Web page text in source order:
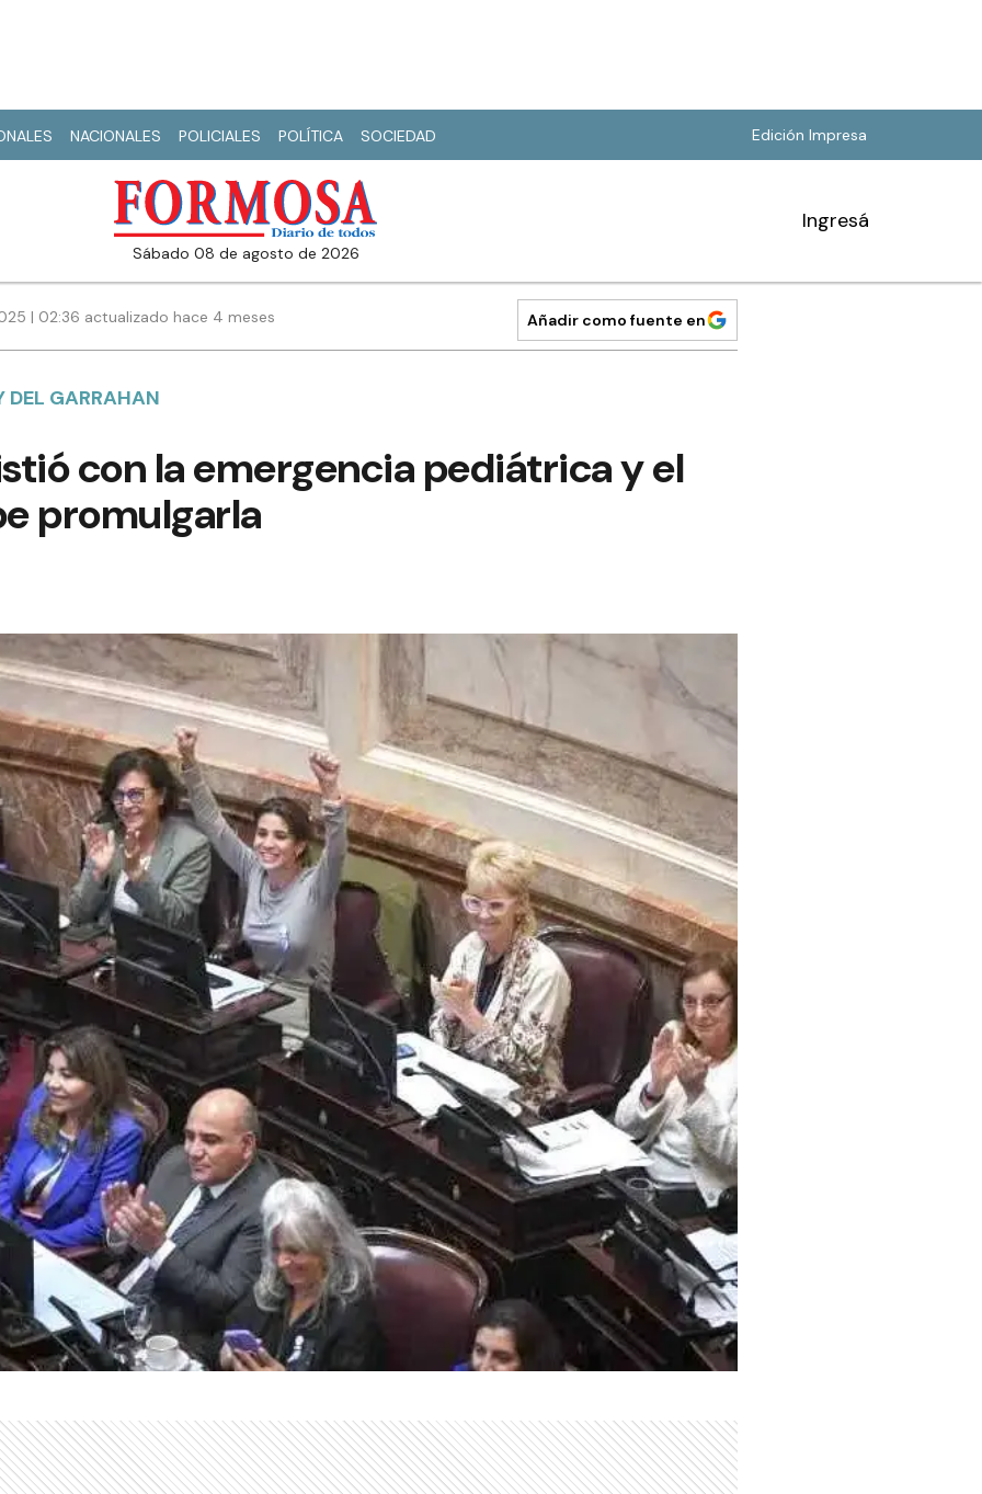
NACIONALES POLICIALES POLÍTICA SOCIEDAD Edición Impresa
sábado 08 de agosto de 2026
Ingresá
| 02:36 actualizado hace 4 meses Añadir como fuente en
DEL GARRAHAN
con la emergencia pediátrica y el
promulgarla